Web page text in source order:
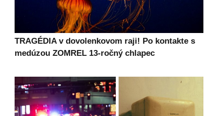
TRAGÉDIA v dovolenkovom raji! Po kontakte s
medúzou ZOMREL 13-ročný chlapec